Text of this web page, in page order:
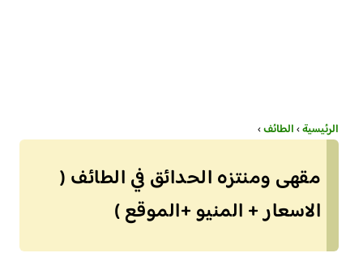
الرئيسية›الطائف›
مقهى ومنتزه الحدائق في الطائف (
الاسعار + المنيو +الموقع )